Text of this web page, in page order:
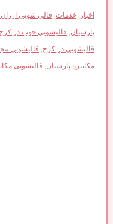
اخبار خدمات قالی شویی
پارسیان قالیشویی خوب در کرج
قالیشویی در کرج قالیشویی
مکانیزه پارسیان قالیشویی